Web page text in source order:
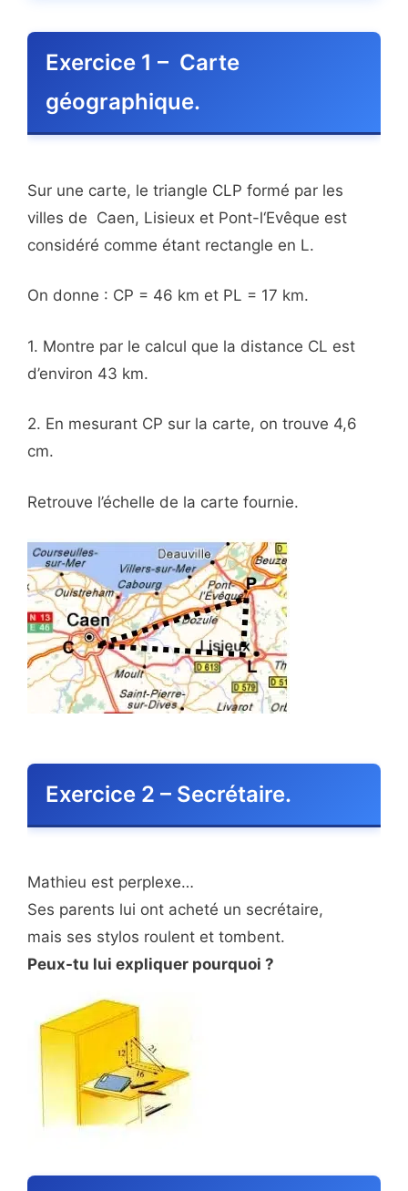
Exercice 1 – Carte
géographique.
Sur une carte, le triangle CLP formé par les
villes de Caen, Lisieux et Pont-l‘Evêque est
considéré comme étant rectangle en L.
On donne : CP = 46 km et PL = 17 km.
1. Montre par le calcul que la distance CL est
d’environ 43 km.
2. En mesurant CP sur la carte, on trouve 4,6
cm.
Retrouve l’échelle de la carte fournie.
Exercice 2 – Secrétaire.
Mathieu est perplexe…
Ses parents lui ont acheté un secrétaire,
mais ses stylos roulent et tombent.
Peux-tu lui expliquer pourquoi ?